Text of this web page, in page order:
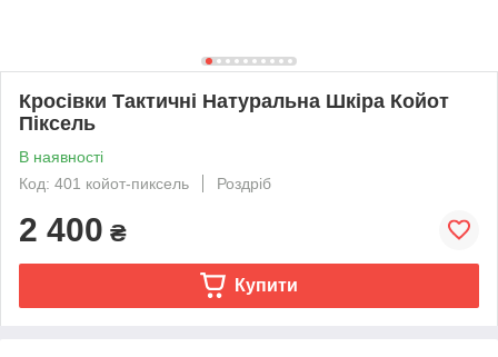
Кросівки Тактичні Натуральна Шкіра Койот
Піксель
В наявності
Код: 401 койот-пиксель
Роздріб
2 400 ₴
Купити